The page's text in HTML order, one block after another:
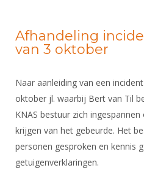
Afhandeling
van 3 oktober
Naar aanleiding van een
oktober jl. waarbij Bert van Til
KNAS bestuur zich
krijgen van het gebeurde. Het
personen gesproken en kennis
getuigenverklaringen.